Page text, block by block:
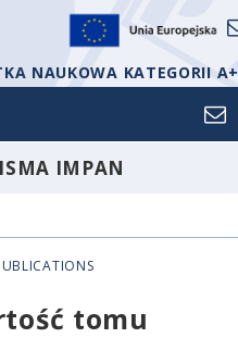
NAUKOWA KATEGORII A+
IMPAN
tomu